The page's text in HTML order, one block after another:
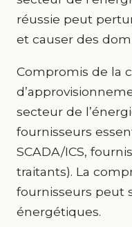
réussie peut
et causer des
Compromis de la
secteur de
fournisseurs
SCADA/ICS,
traitants). La
fournisseurs peut
énergétiques.